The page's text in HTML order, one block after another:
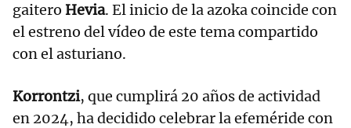
gaitero Hevia. El inicio de la azoka coincide con
el estreno del vídeo de este tema compartido
con el asturiano.
Korrontzi, que cumplirá 20 años de actividad
en 2024, ha decidido celebrar la efeméride con